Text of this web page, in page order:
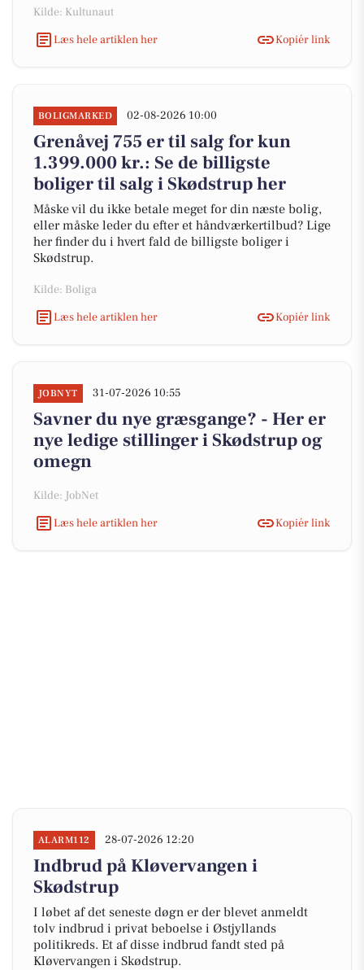
Kilde: Kultunaut
Læs hele artiklen her
Kopiér link
BOLIGMARKED 02-08-2026 10:00
Grenåvej 755 er til salg for kun
1.399.000 kr.: Se de billigste
boliger til salg i Skødstrup her
Måske vil du ikke betale meget for din næste bolig,
eller måske leder du efter et håndværkertilbud? Lige
her finder du i hvert fald de billigste boliger i
Skødstrup.
Kilde: Boliga
Læs hele artiklen her
Kopiér link
JOBNYT 31-07-2026 10:55
Savner du nye græsgange? - Her er
nye ledige stillinger i Skødstrup og
omegn
Kilde: JobNet
Læs hele artiklen her
Kopiér link
ALARM112 28-07-2026 12:20
Indbrud på Kløvervangen i
Skødstrup
I løbet af det seneste døgn er der blevet anmeldt
tolv indbrud i privat beboelse i Østjyllands
politikreds. Et af disse indbrud fandt sted på
Kløvervangen i Skødstrup.